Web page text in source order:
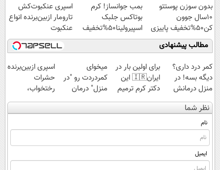
بدون سوزن پوستتو
10سال جوون
کن50%تخفیف پاییزی
بمب جوانساز! کرم
بوتاکس جلبک
اسپیرولینا50%تخفیف
اسپری عنکبوت‌‌کش
تارومار ازبین‌برنده انواع
عنکبوت
مطالب پیشنهادی
کمر درد داری؟
دیگه بسه! در
منزل درمانش
کن
(◀پرسش‌نامه)
برای اولین بار در
ایران🇮🇷 این
دکتر کرم ترمیم
کننده 23 روزه
ساخت!
میخوای
کمردردت رو "در
منزل" درمان
کنی؟ (◂فیلم +
◂پرسش‌نامه)
اسپری ازبین‌برنده
حشرات
رختخواب،
مناسب برای
مقابله با انواع
نظر شما
نام
ایمیل